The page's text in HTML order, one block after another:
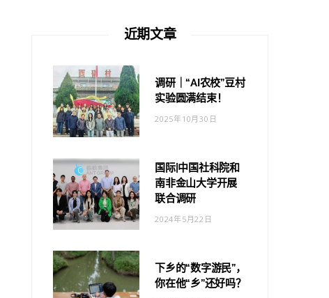
近期文章
调研｜“AI农校”豆村
实验圆满结束！
2025年10月30日
国际|中国社科院和
南非金山大学开展
联合调研
2024年5月22日
下乡的“数字游民”，
你在他“乡”还好吗？